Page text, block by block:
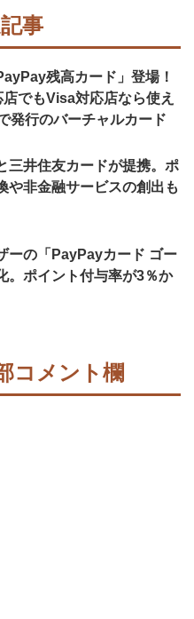
事
残高カード」登場！
でもVisa対応店なら使え
発行のバーチャルカード
三井住友カードが提携。ポ
や非金融サービスの創出も
ーの「PayPayカード ゴー
。ポイント付与率が3％か
コメント欄